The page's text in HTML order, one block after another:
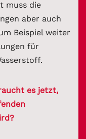
muss die
aber auch
Beispiel weiter
für
es jetzt,